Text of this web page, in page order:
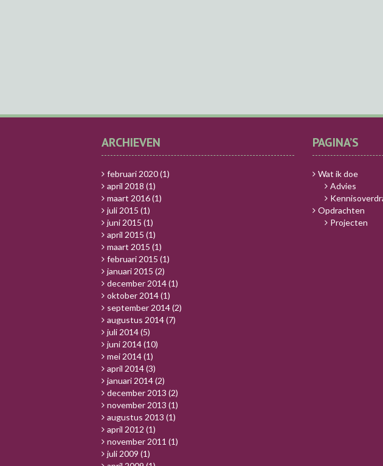
ARCHIEVEN
februari 2020(1)
april 2018 (1)
maart 2016(1)
juli 2015 (1)
juni 2015 (1)
april 2015 (1)
maart 2015 (1)
februari 2015 (1)
januari 2015 (2)
december 2014(1)
oktober 2014(1)
september 2014(2)
augustus 2014(7)
juli 2014(5)
juni 2014(10)
mei 2014(1)
april 2014(3)
januari 2014(2)
december 2013 (2)
november 2013 (1)
augustus 2013 (1)
april 2012 (1)
november 2011 (1)
juli 2009 (1)
PAGINA’S
Wat ik doe
Advies
Opdrachten
Projecten